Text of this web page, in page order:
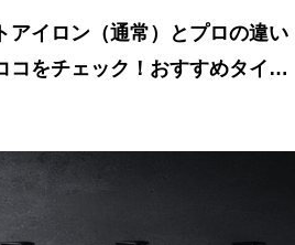
アイロン（通常）とプロの違い
コをチェック！おすすめタイプ